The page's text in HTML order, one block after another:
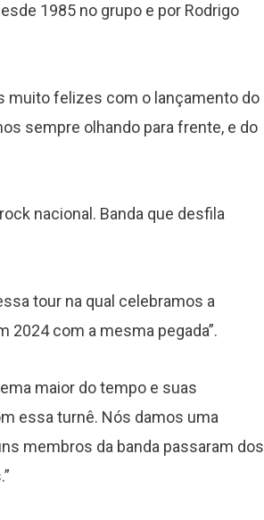
1985 no grupo e por Rodrigo
muito felizes com o lançamento do
sempre olhando para frente, e do
nacional. Banda que desfila
tour na qual celebramos a
2024 com a mesma pegada”.
maior do tempo e suas
essa turnê. Nós damos uma
membros da banda passaram dos
com Anitta em categoria
importante